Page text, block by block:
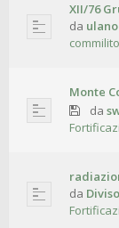
XII/76
da
Monte
da
da